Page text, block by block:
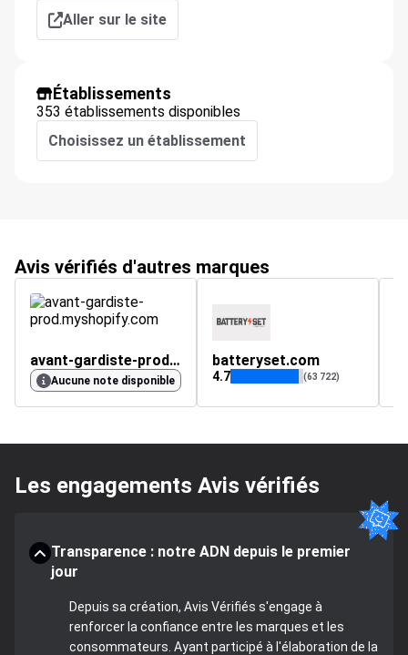
Aller sur le site
Établissements
353 établissements disponibles
Choisissez un établissement
Avis vérifiés d'autres marques
avant-gardiste-prod.myshopify.com
Aucune note disponible
batteryset.com
4.7 (63 722)
Les engagements Avis vérifiés
Transparence : notre ADN depuis le premier
jour
Depuis sa création, Avis Vérifiés s'engage à
renforcer la confiance entre les marques et les
consommateurs. Ayant participé à l'élaboration de la